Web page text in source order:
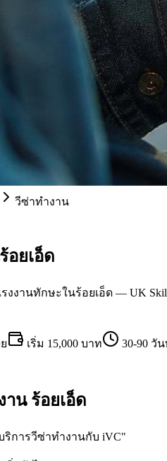
วีซ่าทำงาน
อยเอ็ด
ทักษะในร้อยเอ็ด — UK Skilled
เริ่ม 15,000 บาท
30-90 วั
าน ร้อยเอ็ด
การวีซ่าทำงานกับ iVC"